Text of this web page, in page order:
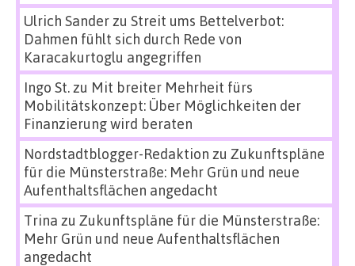
Ulrich Sanderzu Streit ums Bettelverbot:
Dahmen fühlt sich durch Rede von
Karacakurtoglu angegriffen
Ingo St.zu Mit breiter Mehrheit fürs
Mobilitätskonzept: Über Möglichkeiten der
Finanzierung wird beraten
Nordstadtblogger-Redaktion zu Zukunftspläne
für die Münsterstraße: Mehr Grün und neue
Aufenthaltsflächen angedacht
Trina zu Zukunftspläne für die Münsterstraße:
Mehr Grün und neue Aufenthaltsflächen
angedacht